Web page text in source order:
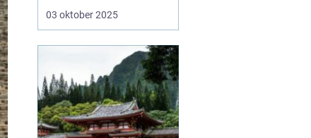
och nya upplevelser är
familjesemester har
blivit ett populärt
alternativ för familjer
som vill tillbringa kvalit...
03 oktober 2025